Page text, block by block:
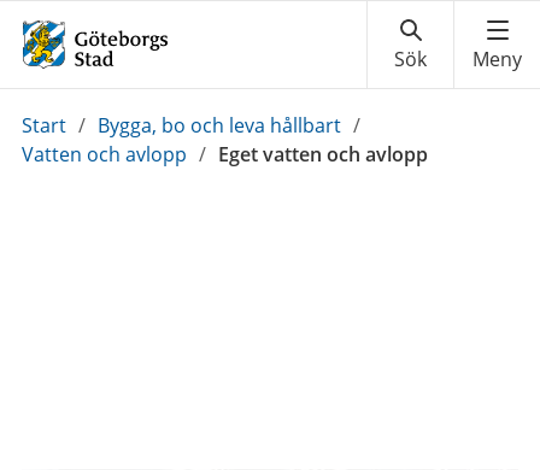
Du
är
Start / Bygga, bo och leva hållbart /
Vatten och avlopp / Eget vatten och avlopp